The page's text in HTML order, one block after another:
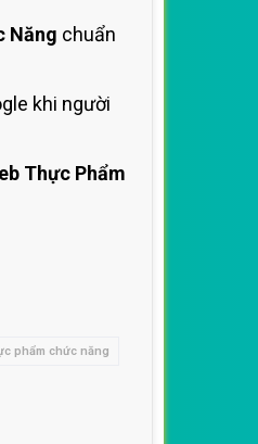
Năng chuẩn
khi người
Thực Phẩm
phẩm chức năng